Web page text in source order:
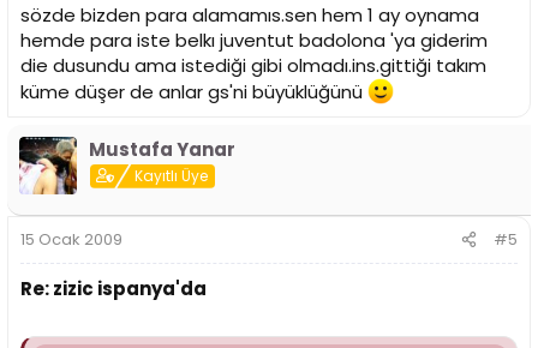
sözde bizden para alamamıs.sen hem 1 ay oynama
hemde para iste belkı juventut badolona 'ya giderim
die dusundu ama istediği gibi olmadı.ins.gittiği takım
küme düşer de anlar gs'ni büyüklüğünü
Mustafa Yanar
Kayıtlı Üye
15 Ocak 2009 #5
Re: zizic ispanya'da